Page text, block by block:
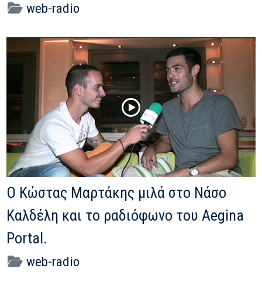
web-radio
Ο Κώστας Μαρτάκης μιλά στο Νάσο
Καλδέλη και το ραδιόφωνο του Aegina
Portal.
web-radio